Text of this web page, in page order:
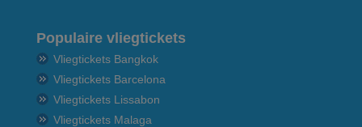
Populaire vliegtickets
Vliegtickets Bangkok
Vliegtickets Barcelona
Vliegtickets Lissabon
Vliegtickets Malaga